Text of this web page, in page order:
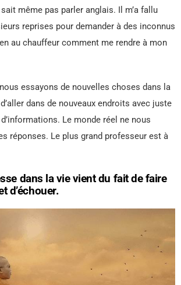
même pas parler anglais. Il m’a fallu
reprises pour demander à des inconnus
au chauffeur comment me rendre à mon
essayons de nouvelles choses dans la
dans de nouveaux endroits avec juste
Le monde réel ne nous
réponses. Le plus grand professeur est à
dans la vie vient du fait de faire
d’échouer.